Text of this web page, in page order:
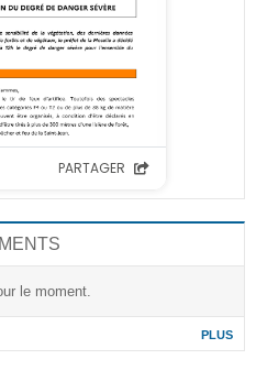
le moment.
PLUS